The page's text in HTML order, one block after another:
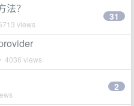
？
views
31
4036 views
2